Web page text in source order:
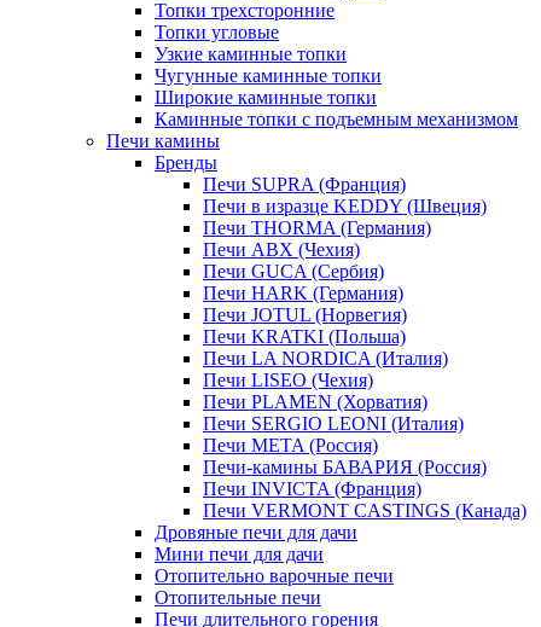
Топки трехсторонние
Топки угловые
Узкие каминные топки
Чугунные каминные топки
Широкие каминные топки
Каминные топки с подъемным механизмом
Печи камины
Бренды
Печи SUPRA (Франция)
Печи в изразце KEDDY (Швеция)
Печи THORMA (Германия)
Печи ABX (Чехия)
Печи GUCA (Сербия)
Печи HARK (Германия)
Печи JOTUL (Норвегия)
Печи KRATKI (Польша)
Печи LA NORDICA (Италия)
Печи LISEO (Чехия)
Печи PLAMEN (Хорватия)
Печи SERGIO LEONI (Италия)
Печи META (Россия)
Печи-камины БАВАРИЯ (Россия)
Печи INVICTA (Франция)
Печи VERMONT CASTINGS (Канада)
Дровяные печи для дачи
Мини печи для дачи
Отопительно варочные печи
Отопительные печи
Печи длительного горения